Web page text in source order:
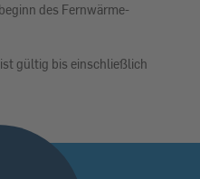
des Fernwärme-
gültig bis einschließlich